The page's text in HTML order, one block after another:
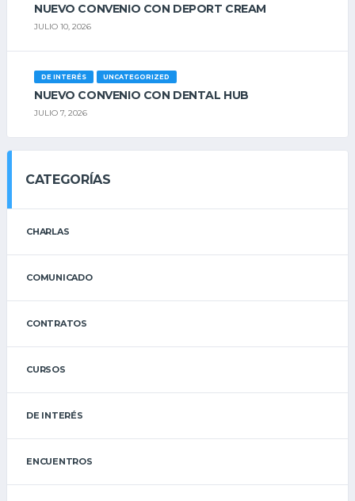
NUEVO CONVENIO CON DEPORT CREAM
JULIO 10, 2026
DE INTERÉS UNCATEGORIZED
NUEVO CONVENIO CON DENTAL HUB
JULIO 7, 2026
CATEGORÍAS
CHARLAS
COMUNICADO
CONTRATOS
CURSOS
DE INTERÉS
ENCUENTROS